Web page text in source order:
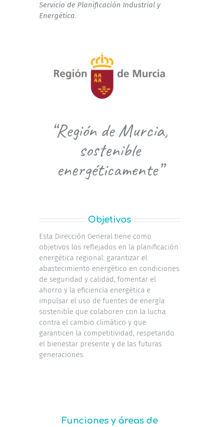
Servicio de Planificación Industrial y
Energética.
“Región de Murcia,
sostenible
energéticamente”
Objetivos
Esta Dirección General tiene como
objetivos los reflejados en la planificación
energética regional: garantizar el
abastecimiento energético en condiciones
de seguridad y calidad, fomentar el
ahorro y la eficiencia energética e
impulsar el uso de fuentes de energía
sostenible que colaboren con la lucha
contra el cambio climático y que
garanticen la competitividad, respetando
el bienestar presente y de las futuras
generaciones.
Funciones y áreas de